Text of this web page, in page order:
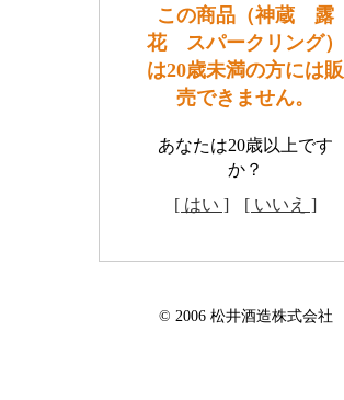
この商品（神蔵 露
花 スパークリング）
は20歳未満の方には販
売できません。
あなたは20歳以上です
か？
[ はい ]
[ いいえ ]
© 2006 松井酒造株式会社